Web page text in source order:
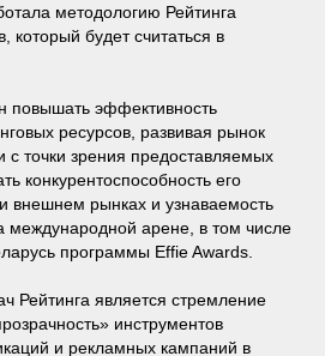
методологию Рейтинга
который будет считаться в
повышать эффективность
ресурсов, развивая рынок
с точки зрения предоставляемых
конкурентоспособность его
внешнем рынках и узнаваемость
международной арене, в том числе
программы Effie Awards.
Рейтинга является стремление
инструментов
и рекламных кампаний в